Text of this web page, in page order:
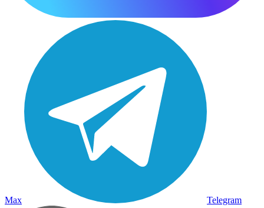
Max Telegram